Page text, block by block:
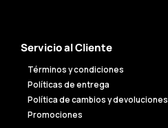
Servicio al Cliente
Términos y condiciones
Políticas de entrega
Política de cambios y devoluciones
Promociones